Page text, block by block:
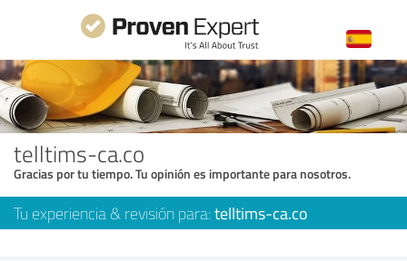
telltims-ca.co
Gracias por tu tiempo. Tu opinión es importante para nosotros.
Tu experiencia & revisión para: telltims-ca.co